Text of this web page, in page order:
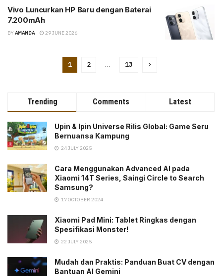
Vivo Luncurkan HP Baru dengan Baterai
7.200mAh
BY AMANDA 29 JUNE 2026
1 2 … 13
Trending Comments Latest
Upin & Ipin Universe Rilis Global: Game Seru
Bernuansa Kampung
24 JULY 2025
Cara Menggunakan Advanced AI pada
Xiaomi 14T Series, Saingi Circle to Search
Samsung?
17 OCTOBER 2024
Xiaomi Pad Mini: Tablet Ringkas dengan
Spesifikasi Monster!
22 JULY 2025
Mudah dan Praktis: Panduan Buat CV dengan
Bantuan AI Gemini